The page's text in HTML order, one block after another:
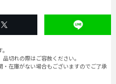
切れの際はご容赦ください。
在庫がない場合もございますのでご了承